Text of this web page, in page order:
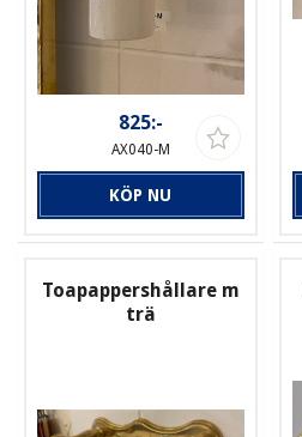
825:-
AX040-M
KÖP NU
Toapappershållare m
trä